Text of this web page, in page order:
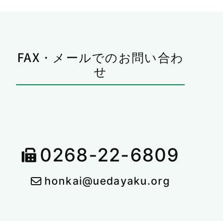
FAX・メールでのお問い合わ
せ
0268-22-6809
honkai@uedayaku.org